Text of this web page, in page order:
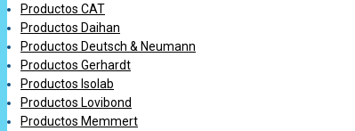
Productos CAT
Productos Daihan
Productos Deutsch & Neumann
Productos Gerhardt
Productos Isolab
Productos Lovibond
Productos Memmert